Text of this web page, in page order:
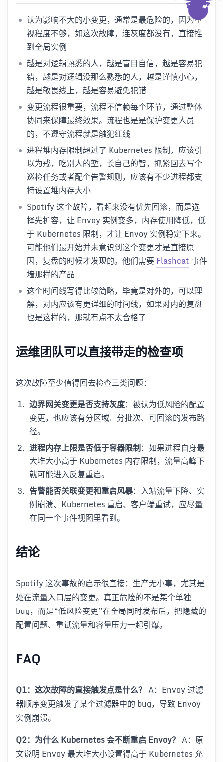
认为影响不大的小变更，通常是最危险的，因为重
视程度不够，如这次故障，连灰度都没有，直接推
到全局实例
越是对逻辑熟悉的人，越是盲目自信，越是容易犯
错，越是对逻辑没那么熟悉的人，越是谨慎小心，
越是敬畏线上，越是容易避免犯错
变更流程很重要，流程不信赖每个环节，通过整体
协同来保障最终效果。流程也是是保护变更人员
的，不遵守流程就是触犯红线
进程堆内存限制超过了 Kubernetes 限制，应该引
以为戒，吃别人的堑，长自己的智，抓紧回去写个
巡检任务或者配个告警规则，应该有不少进程都支
持设置堆内存大小
Spotify 这个故障，看起来没有优先回滚，而是选
择先扩容，让 Envoy 实例变多，内存使用降低，低
于 Kubernetes 限制，才让 Envoy 实例稳定下来。
可能他们最开始并未意识到这个变更才是直接原
因，复盘的时候才发现的。他们需要Flashcat事件
墙那样的产品
这个时间线写得比较简略，毕竟是对外的，可以理
解，对内应该有更详细的时间线，如果对内的复盘
也是这样的，那就有点不太合格了
运维团队可以直接带走的检查项
这次故障至少值得回去检查三类问题：
边界网关变更是否支持灰度：被认为低风险的配置
变更，也应该有分区域、分批次、可回滚的发布路
径。
进程内存上限是否低于容器限制：如果进程自身最
大堆大小高于 Kubernetes 内存限制，流量高峰下
就可能进入反复重启。
告警能否关联变更和重启风暴：入站流量下降、实
例崩溃、Kubernetes 重启、客户端重试，应尽量
在同一个事件视图里看到。
结论
Spotify 这次事故的启示很直接：生产无小事，尤其是
处在流量入口层的变更。真正危险的不是某个单独
bug，而是“低风险变更”在全局同时发布后，把隐藏的
配置问题、重试流量和容量压力一起引爆。
FAQ
Q1：这次故障的直接触发点是什么？ A：Envoy 过滤
器顺序变更触发了某个过滤器中的 bug，导致 Envoy
实例崩溃。
Q2：为什么 Kubernetes 会不断重启 Envoy？ A：原
文说明 Envoy 最大堆大小设置得高于 Kubernetes 允